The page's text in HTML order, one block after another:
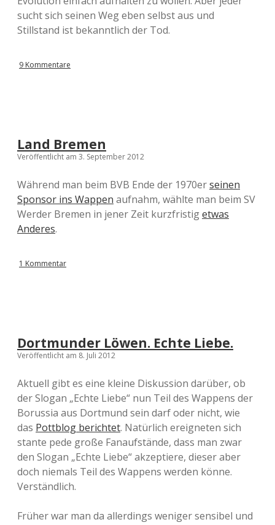
sucht sich seinen Weg eben selbst aus und
Stillstand ist bekanntlich der Tod.
9 Kommentare
Land Bremen
Veröffentlicht am 3. September 2012
Während man beim BVB Ende der 1970erseinen
Sponsor ins Wappen aufnahm, wählte man beim SV
Werder Bremen in jener Zeit kurzfristigetwas
Anderes.
1 Kommentar
Dortmunder Löwen. Echte Liebe.
Veröffentlicht am 8. Juli 2012
Aktuell gibt es eine kleine Diskussion darüber, ob
der Slogan „Echte Liebe“ nun Teil des Wappens der
Borussia aus Dortmund sein darf oder nicht, wie
das Pottblog berichtet. Natürlich ereigneten sich
stante pede große Fanaufstände, dass man zwar
den Slogan „Echte Liebe“ akzeptiere, dieser aber
doch niemals Teil des Wappens werden könne.
Verständlich.
Früher war man da allerdings weniger sensibel und